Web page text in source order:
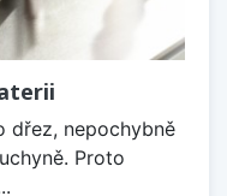
dřez, nepochybně
Proto